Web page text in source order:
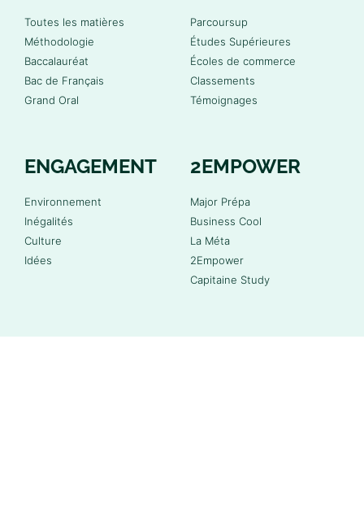
Toutes les matières
Méthodologie
Baccalauréat
Bac de Français
Grand Oral
Parcoursup
Études Supérieures
Écoles de commerce
Classements
Témoignages
ENGAGEMENT
Environnement
Inégalités
Culture
Idées
2EMPOWER
Major Prépa
Business Cool
La Méta
2Empower
Capitaine Study